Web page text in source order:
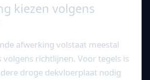
kiezen volgens
afwerking volstaat meestal
volgens richtlijnen. Voor tegels is
droge dekvloerplaat nodig